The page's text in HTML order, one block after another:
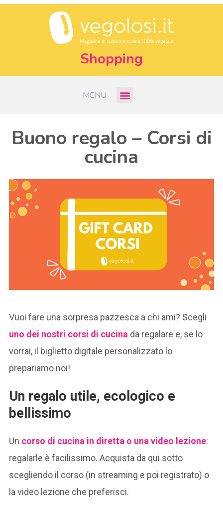
Shopping
MENU
Buono regalo – Corsi di
cucina
Vuoi fare una sorpresa pazzesca a chi ami? Scegli
uno dei nostri corsi di cucina da regalare e, se lo
vorrai, il biglietto digitale personalizzato lo
prepariamo noi!
Un regalo utile, ecologico e
bellissimo
Un corso di cucina in diretta o una video lezione:
regalarle è facilissimo. Acquista da qui sotto
scegliendo il corso (in streaming e poi registrato) o
la video lezione che preferisci.